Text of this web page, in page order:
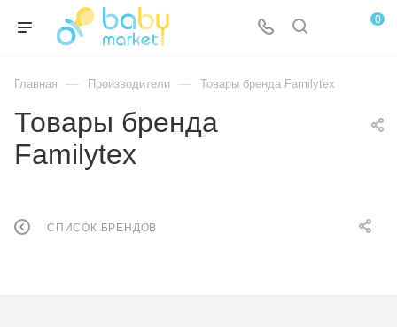
0
Главная — Производители — Товары бренда Familytex
Товары бренда
Familytex
СПИСОК БРЕНДОВ